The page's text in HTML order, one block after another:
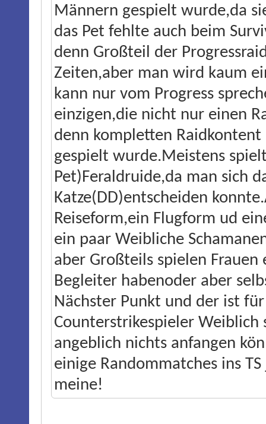
Männern gespielt wurde,da
das Pet fehlte auch beim
denn Großteil der
Zeiten,aber man wird kaum
kann nur vom Progress
einzigen,die nicht nur einen
denn kompletten
gespielt wurde.Meistens
Pet)Feraldruide,da man sich
Katze(DD)entscheiden
Reiseform,ein Flugform ud
ein paar Weibliche
aber Großteils spielen Frauen
Begleiter habenoder aber
Nächster Punkt und der ist
Counterstrikespieler
angeblich nichts anfangen
einige Randommatches ins
meine!